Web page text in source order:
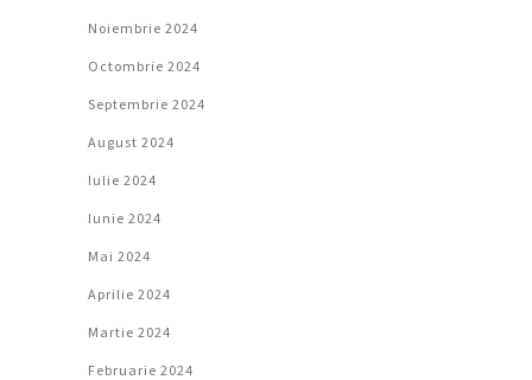
Noiembrie 2024
Octombrie 2024
Septembrie 2024
August 2024
Iulie 2024
Iunie 2024
Mai 2024
Aprilie 2024
Martie 2024
Februarie 2024